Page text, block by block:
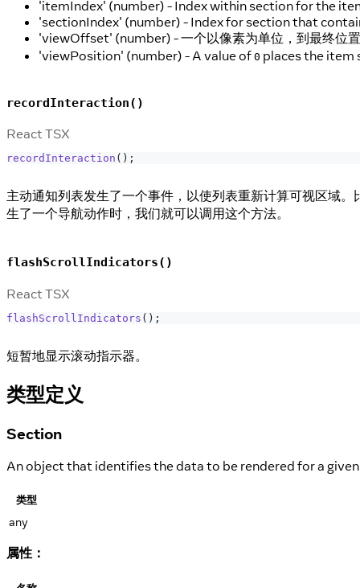
'itemIndex' (number) - Index within section for the
'sectionIndex' (number) - Index for section that
'viewOffset' (number) - 一个以像素为单位，到最终位
'viewPosition' (number) - A value of 0 places the item
recordInteraction()
React TSX
recordInteraction ( ) ;
主动通知列表发生了一个事件，以使列表重新计算可视区域。
生了一个导航动作时，我们就可以调用这个方法。
flashScrollIndicators()
React TSX
flashScrollIndicators ( ) ;
短暂地显示滚动指示器。
类型定义
Section
An object that identifies the data to be rendered for a
类型
any
属性：